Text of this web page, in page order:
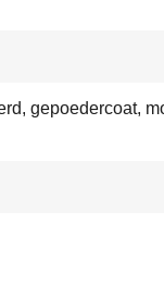
gepoedercoat,